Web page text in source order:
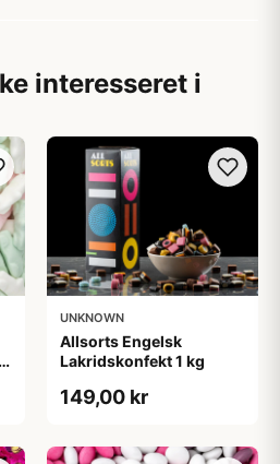
interesseret i
UNKNOWN
Allsorts Engelsk
Lakridskonfekt 1 kg
149,00 kr